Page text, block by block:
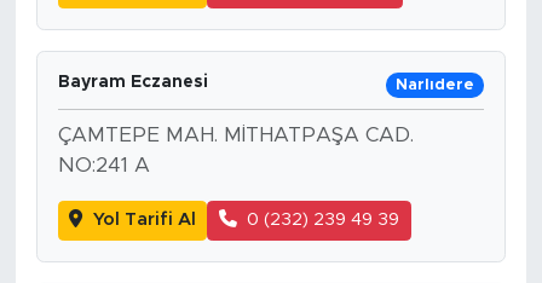
Bayram Eczanesi Narlıdere
ÇAMTEPE MAH. MİTHATPAŞA CAD.
NO:241 A
Yol Tarifi Al 0 (232) 239 49 39